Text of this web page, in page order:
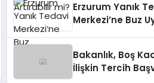
Erzurum Yanık
Merkezi’ne Buz
Bakanlık, Boş
İlişkin Tercih